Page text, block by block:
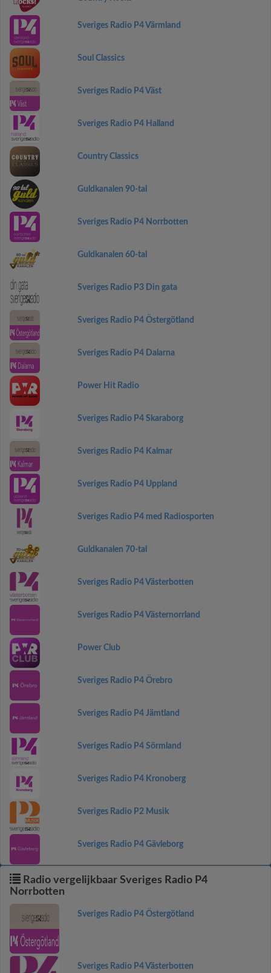
Sveriges Radio P4 Värmland
Soul Classics
Sveriges Radio P4 Väst
Sveriges Radio P4 Halland
Country Classics
Guldkanalen 90-tal
Sveriges Radio P4 Norrbotten
Guldkanalen 60-tal
Sveriges Radio P3 Din gata
Sveriges Radio P4 Östergötland
Sveriges Radio P4 Dalarna
Power Hit Radio
Sveriges Radio P4 Skaraborg
Sveriges Radio P4 Kalmar
Sveriges Radio P4 Uppland
Sveriges Radio P4 med Radiosporten
Guldkanalen 70-tal
Sveriges Radio P4 Västerbotten
Sveriges Radio P4 Västernorrland
Power Club
Sveriges Radio P4 Örebro
Sveriges Radio P4 Jämtland
Sveriges Radio P4 Sörmland
Sveriges Radio P4 Kronoberg
Sveriges Radio P2 Musik
Sveriges Radio P4 Gävleborg
Radio vergelijkbaar Sveriges Radio P4
Norrbotten
Sveriges Radio P4 Östergötland
Sveriges Radio P4 Västerbotten